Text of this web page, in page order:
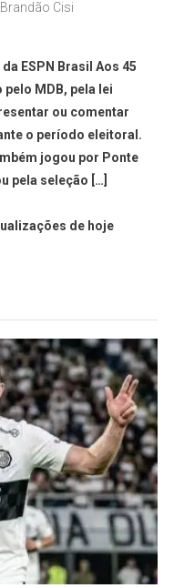
Cisi
ESPN Brasil Aos 45
MDB, pela lei
ou comentar
o período eleitoral.
jogou por Ponte
pela seleção […]
de hoje